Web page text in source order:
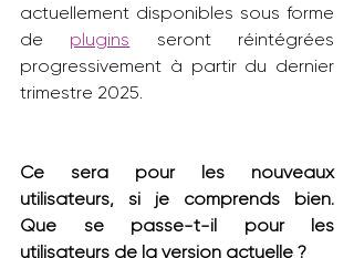
actuellement disponibles sous forme
de plugins seront réintégrées
progressivement à partir du dernier
trimestre 2025.
Ce sera pour les nouveaux
utilisateurs, si je comprends bien.
Que se passe-t-il pour les
utilisateurs de la version actuelle ?